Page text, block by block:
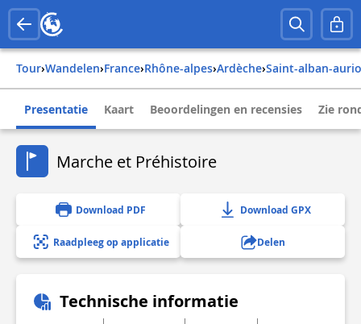
Tour› Wandelen› france› rhône-alpes› ardèche› saint-alban-
Presentatie Kaart Beoordelingen en recensies Zie
Marche et Préhistoire
Download PDF Download GPX
Raadpleeg op applicatie Delen
Technische informatie